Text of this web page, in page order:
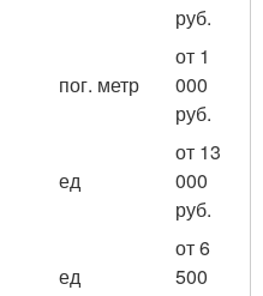
руб.
пог. метр
от 1
000
руб.
ед
от 13
000
руб.
ед
от 6
500